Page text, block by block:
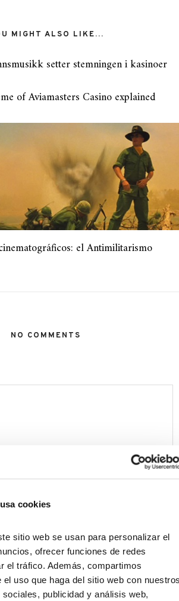
cookies
sitio web se usan para personalizar el
ofrecer funciones de redes
el tráfico. Además, compartimos
el uso que haga del sitio web con
publicidad y análisis web,
MIGHT ALSO LIKE...
setter stemningen i kasinoer
of Aviamasters Casino explained
el Antimilitarismo
NO COMMENTS
de cómo protegemos tus datos conforme al
Protección de Datos (Reglamento UE 2016/679)
2018, de 5 de diciembre, de Protección de Datos
los derechos digitales